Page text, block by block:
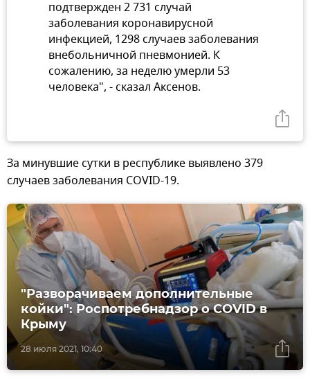
подтвержден 2 731 случай
заболевания коронавирусной
инфекцией, 1298 случаев заболевания
внебольничной пневмонией. К
сожалению, за неделю умерли 53
человека", - сказал Аксенов.
За минувшие сутки в республике выявлено 379
случаев заболевания COVID-19.
28 июля 2021, 10:40
"Разворачиваем дополнительные
койки": Роспотребнадзор о COVID в
Крыму